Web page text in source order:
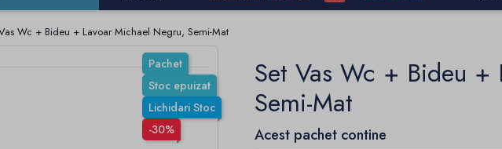
Wc + Bideu + Lavoar Michael Negru, Semi-Mat
Pachet
Stoc epuizat
Lichidari Stoc
-30%
Set Vas Wc + Bideu
Semi-Mat
Acest pachet contine